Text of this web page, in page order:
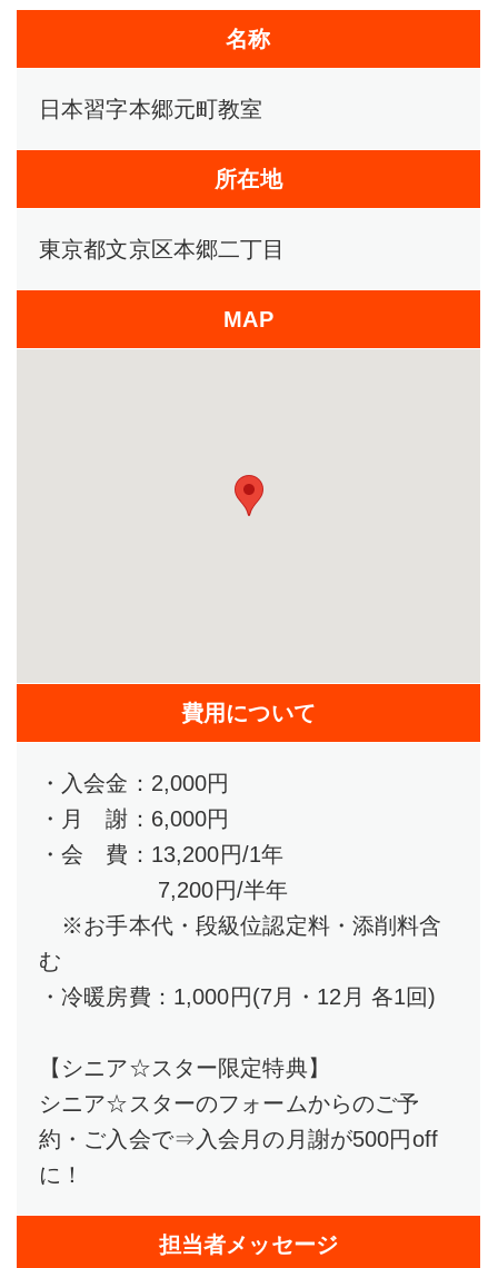
名称
日本習字本郷元町教室
所在地
東京都文京区本郷二丁目
MAP
費用について
・入会金：2,000円
・月 謝：6,000円
・会 費：13,200円/1年
7,200円/半年
※お手本代・段級位認定料・添削料含
む
・冷暖房費：1,000円(7月・12月 各1回)
【シニア☆スター限定特典】
シニア☆スターのフォームからのご予
約・ご入会で⇒入会月の月謝が500円off
に！
担当者メッセージ